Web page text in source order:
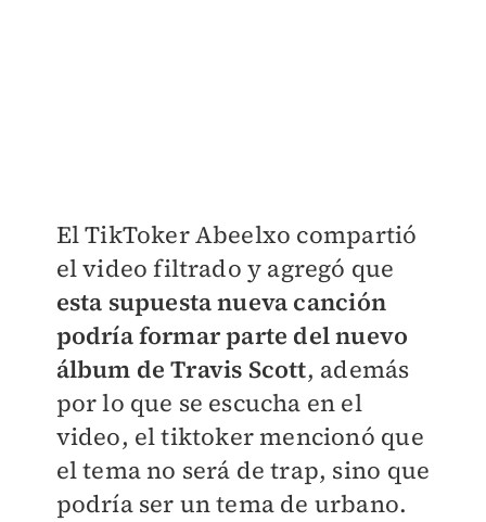
El TikToker Abeelxo compartió
el video filtrado y agregó que
esta supuesta nueva canción
podría formar parte del nuevo
álbum de Travis Scott, además
por lo que se escucha en el
video, el tiktoker mencionó que
el tema no será de trap, sino que
podría ser un tema de urbano.